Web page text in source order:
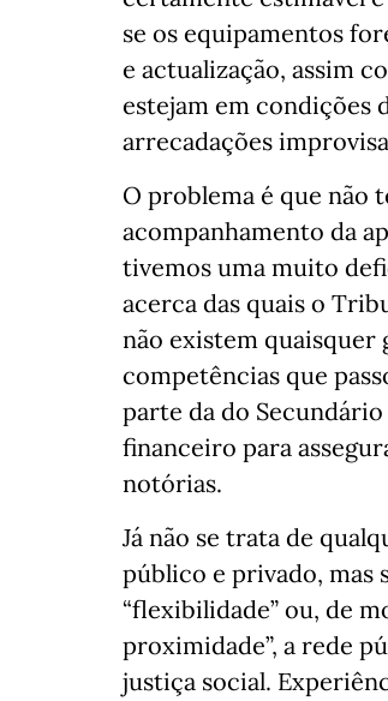
se os equipamentos
e actualização, assim
estejam em condições
arrecadações
O problema é que não
acompanhamento da
tivemos uma muito
acerca das quais o
não existem quaisquer
competências que
parte da do
financeiro para
notórias.
Já não se trata de
público e privado, mas
“flexibilidade” ou, de
proximidade”, a rede
justiça social.